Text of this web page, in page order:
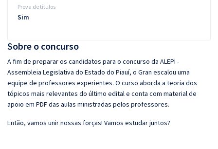
Sobre o concurso
A fim de preparar os candidatos para o concurso da ALEPI -
Assembleia Legislativa do Estado do Piauí, o Gran escalou uma
equipe de professores experientes. O curso aborda a teoria dos
tópicos mais relevantes do último edital e conta com material de
apoio em PDF das aulas ministradas pelos professores.
Então, vamos unir nossas forças! Vamos estudar juntos?
Prova de títulos
Sim